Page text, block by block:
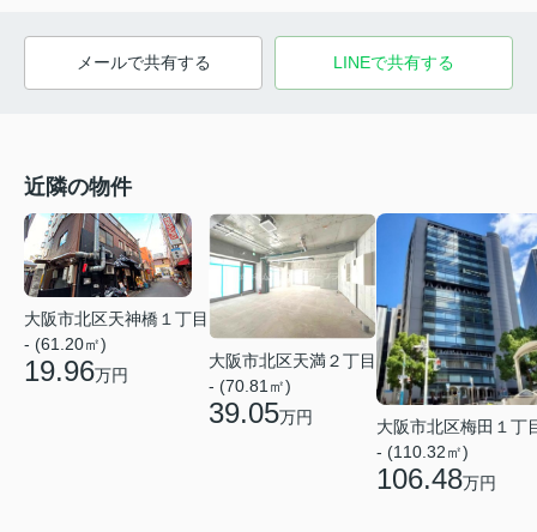
メールで共有する LINEで共有する
近隣の物件
大阪市北区天神橋１丁目
- (61.20㎡)
19.96万円
大阪市北区天満２丁目
- (70.81㎡)
39.05万円
大阪市北区梅田１丁
- (110.32㎡)
106.48万円